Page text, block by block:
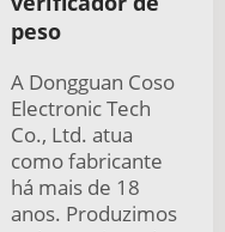
peso
A Dongguan Coso
Electronic Tech
Co., Ltd. atua
como fabricante
há mais de 18
anos. Produzimos